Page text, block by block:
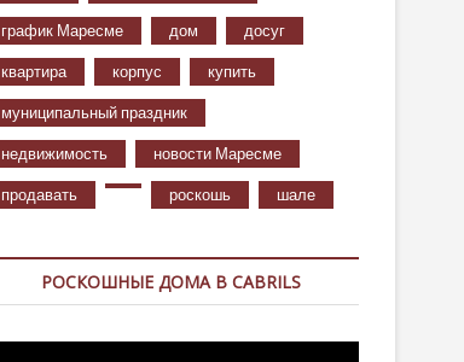
график Маресме дом досуг
квартира корпус купить
муниципальный праздник
недвижимость новости Маресме
продавать роскошь шале
РОСКОШНЫЕ ДОМА В CABRILS